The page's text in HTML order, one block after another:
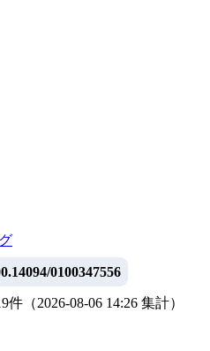
0100347556
件 （2026-08-06 14:26 集計）